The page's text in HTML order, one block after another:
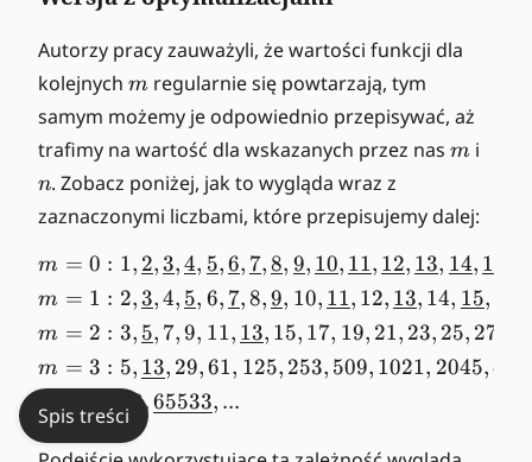
Spis treści
m
,n
))
Autorzy pracy zauważyli, że wartości funkcji dla
kolejnych m
m regularnie się powtarzają, tym
samym możemy je odpowiednio przepisywać, aż
trafimy na wartość dla wskazanych przez nas m
m i
n. Zobacz poniżej, jak to wygląda wraz z
zaznaczonymi liczbami, które przepisujemy dalej:
\begin{align*} m = 0 &:
m = 0
m = 1
m = 2
m = 3
: 1, 2,3, 4, 5,6, 7,8, 9, 10, 11, 12, 13, 14, 15
: 2,3,4, 5, 6, 7,8,9, 10, 11, 12, 13, 14, 15,
: 3, 5, 7, 9, 11, 13, 15, 17, 19, 21, 23, 25, 27
: 5, 13, 29, 61, 125, 253, 509, 1021, 2045,
: 13,65533, ...